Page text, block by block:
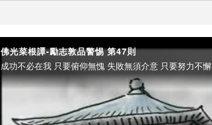
佛光菜根譚-勵志敦品警惕 第47則
成功不必在我 只要俯仰無愧 失敗無須介意 只要努力不懈